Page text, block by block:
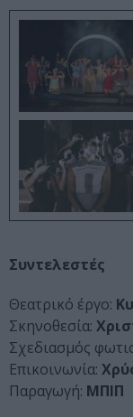
Συντελεστές
Θεατρικό έργο:
Σκηνοθεσία:
Σχεδιασμός
Επικοινωνία:
Παραγωγή: ΜΠΙΠ